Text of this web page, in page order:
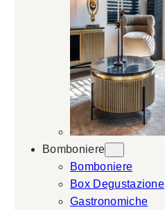
Bomboniere
Bomboniere
Box Degustazione
Gastronomiche